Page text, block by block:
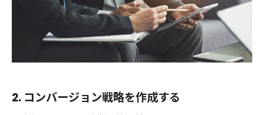
2. コンバージョン戦略を作成する